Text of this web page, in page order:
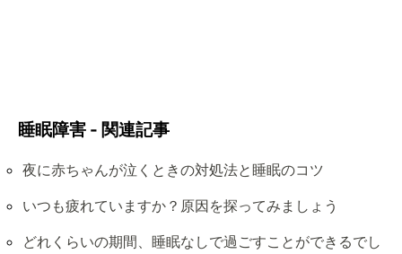
睡眠障害 - 関連記事
夜に赤ちゃんが泣くときの対処法と睡眠のコツ
いつも疲れていますか？原因を探ってみましょう
どれくらいの期間、睡眠なしで過ごすことができるでし